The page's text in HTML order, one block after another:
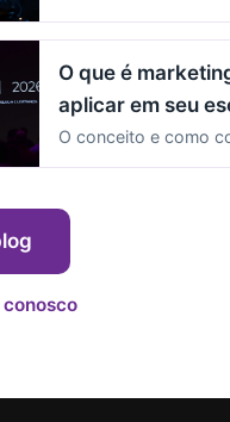
O que é
aplicar em seu
O conceito e como
conosco